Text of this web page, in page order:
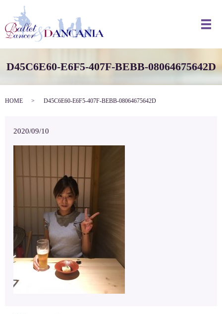
メ
D45C6E60-E6F5-407F-BEBB-08064675642D
HOME D45C6E60-E6F5-407F-BEBB-08064675642D
2020/09/10